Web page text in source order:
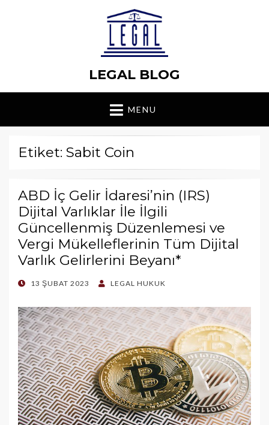
LEGAL BLOG
MENU
Etiket: Sabit Coin
ABD İç Gelir İdaresi’nin (IRS)
Dijital Varlıklar İle İlgili
Güncellenmiş Düzenlemesi ve
Vergi Mükelleflerinin Tüm Dijital
Varlık Gelirlerini Beyanı*
POSTED
13 ŞUBAT 2023 LEGAL HUKUK